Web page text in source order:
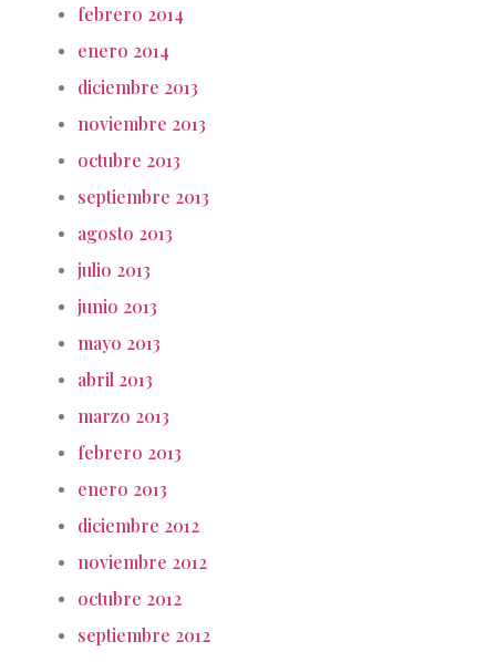
febrero 2014
enero 2014
diciembre 2013
noviembre 2013
octubre 2013
septiembre 2013
agosto 2013
julio 2013
junio 2013
mayo 2013
abril 2013
marzo 2013
febrero 2013
enero 2013
diciembre 2012
noviembre 2012
octubre 2012
septiembre 2012